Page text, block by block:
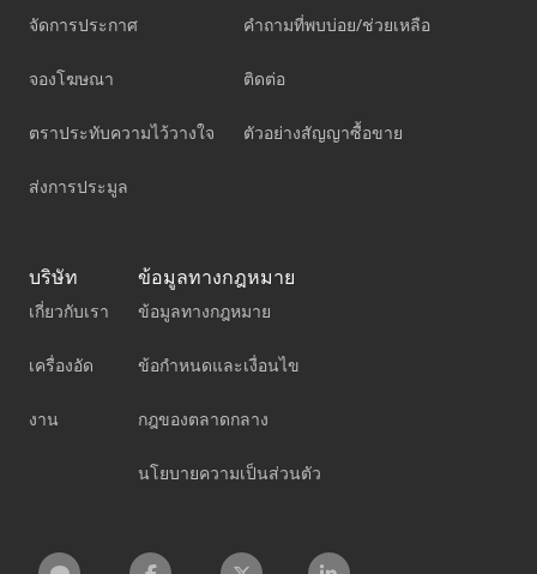
จัดการประกาศ
จองโฆษณา
ตราประทับความไว้วางใจ
ส่งการประมูล
คำถามที่พบบ่อย/ช่วยเหลือ
ติดต่อ
ตัวอย่างสัญญาซื้อขาย
บริษัท
เกี่ยวกับเรา
เครื่องอัด
งาน
ข้อมูลทางกฎหมาย
ข้อมูลทางกฎหมาย
ข้อกำหนดและเงื่อนไข
กฎของตลาดกลาง
นโยบายความเป็นส่วนตัว